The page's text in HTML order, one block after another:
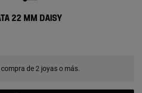
22 MM DAISY
de 2 joyas o más.